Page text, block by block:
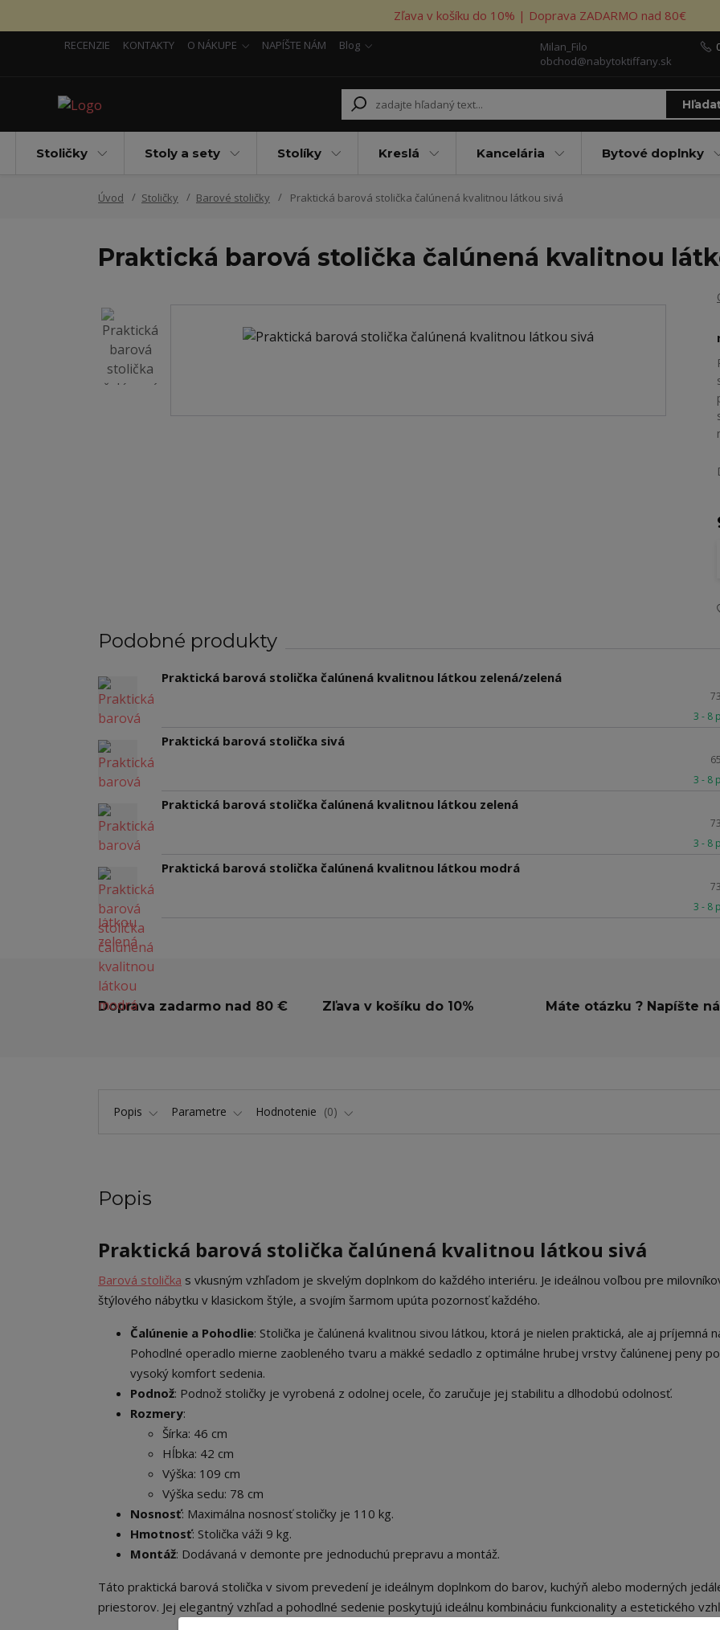
Zľava v košíku do 10% | Doprava ZADARMO nad 80€
RECENZIE KONTAKTY O NÁKUPE NAPÍŠTE NÁM
Blog
Milan_Filo
obchod@nabytoktiffany.sk
Stoličky Stoly a sety Stolíky Kreslá Kancelária Bytové doplnky
Úvod Stoličky Barové stoličky Praktická barová stolička čalúnená kvalitnou látkou sivá
Praktická barová stolička čalúnená kvalitnou
Podobné produkty
Praktická barová stolička čalúnená kvalitnou látkou zelená/zelená
3 - 8
Praktická barová stolička sivá
3 - 8
Praktická barová stolička čalúnená kvalitnou látkou zelená
3 - 8
Praktická barová stolička čalúnená kvalitnou látkou modrá
3 - 8
Doprava zadarmo nad 80 € Zľava v košíku do 10% Máte otázku ? Napíšte
Popis Parametre Hodnotenie 0
Popis
Praktická barová stolička čalúnená kvalitnou látkou sivá
Barová stolička s vkusným vzhľadom je skvelým doplnkom do každého interiéru. Je ideálnou voľbou pre
štýlového nábytku v klasickom štýle, a svojím šarmom upúta pozornosť každého.
Čalúnenie a Pohodlie: Stolička je čalúnená kvalitnou sivou látkou, ktorá je nielen praktická, ale aj príjemná
Pohodlné operadlo mierne zaobleného tvaru a mäkké sedadlo z optimálne hrubej vrstvy čalúnenej peny
vysoký komfort sedenia.
Podnož: Podnož stoličky je vyrobená z odolnej ocele, čo zaručuje jej stabilitu a dlhodobú odolnosť.
Rozmery:
Šírka: 46 cm
Hĺbka: 42 cm
Výška: 109 cm
Výška sedu: 78 cm
Nosnosť: Maximálna nosnosť stoličky je 110 kg.
Hmotnosť: Stolička váži 9 kg.
Montáž: Dodávaná v demonte pre jednoduchú prepravu a montáž.
Táto praktická barová stolička v sivom prevedení je ideálnym doplnkom do barov, kuchýň alebo moderných
priestorov. Jej elegantný vzhľad a pohodlné sedenie poskytujú ideálnu kombináciu funkcionality a estetického